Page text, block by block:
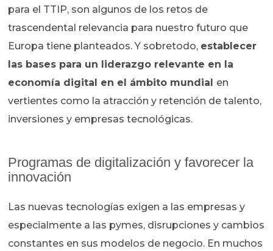
para el TTIP, son algunos de los retos de
trascendental relevancia para nuestro futuro que
Europa tiene planteados. Y sobretodo, establecer
las bases para un liderazgo relevante en la
economía digital en el ámbito mundial en
vertientes como la atracción y retención de talento,
inversiones y empresas tecnológicas.
Programas de digitalización y favorecer la
innovación
Las nuevas tecnologías exigen a las empresas y
especialmente a las pymes, disrupciones y cambios
constantes en sus modelos de negocio. En muchos